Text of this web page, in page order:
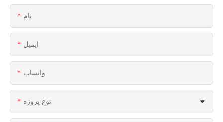
نام
ایمیل
واتساپ
نوع پروژه